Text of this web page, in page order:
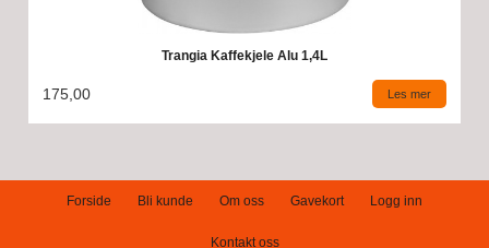
Trangia Kaffekjele Alu 1,4L
175,00 Les mer
Forside Bli kunde Om oss Gavekort Logg inn
Kontakt oss